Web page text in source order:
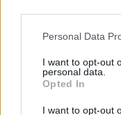
Personal Data
I want to opt-out
personal data.
Opted In
I want to opt-out